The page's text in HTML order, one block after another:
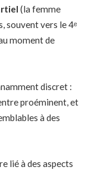
(la femme
souvent vers le 4ᵉ
moment de
discret :
proéminent, et
à des
lié à des aspects